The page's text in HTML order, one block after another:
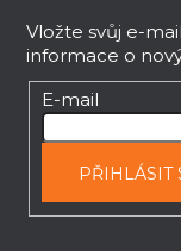
Vložte svůj e-
informace o
E-mail
PŘIHLÁSIT